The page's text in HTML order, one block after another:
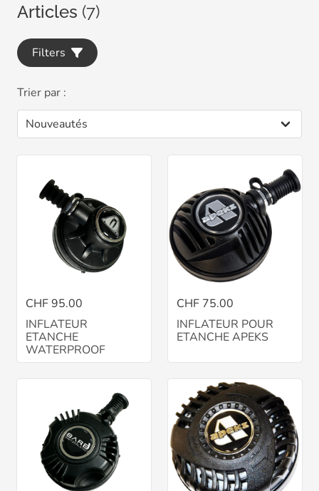
Articles (7)
Filters
Trier par :
CHF 95.00
INFLATEUR
ETANCHE
WATERPROOF
CHF 75.00
INFLATEUR POUR
ETANCHE APEKS